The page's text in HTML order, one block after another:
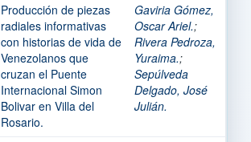
Producción de piezas
radiales informativas
con historias de vida de
Venezolanos que
cruzan el Puente
Internacional Simon
Bolivar en Villa del
Rosario.
Gaviria Gómez,
Oscar Ariel.;
Rivera Pedroza,
Yuraima.;
Sepúlveda
Delgado, José
Julián.